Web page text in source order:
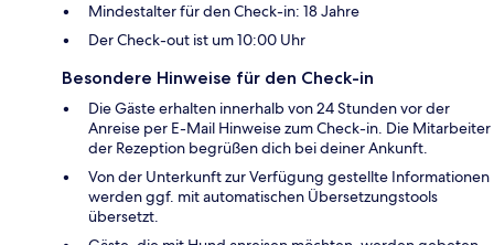
Mindestalter für den Check-in: 18 Jahre
Der Check-out ist um 10:00 Uhr
Besondere Hinweise für den Check-in
Die Gäste erhalten innerhalb von 24 Stunden vor der
Anreise per E-Mail Hinweise zum Check-in. Die Mitarbeiter
der Rezeption begrüßen dich bei deiner Ankunft.
Von der Unterkunft zur Verfügung gestellte Informationen
werden ggf. mit automatischen Übersetzungstools
übersetzt.